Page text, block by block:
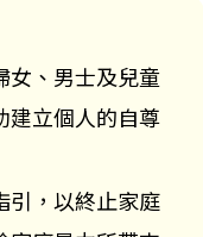
女、男士及兒童
建立個人的自尊
引，以終止家庭